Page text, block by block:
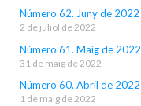
Número 62. Juny de 2022
2 de juliol de 2022
Número 61. Maig de 2022
31 de maig de 2022
Número 60. Abril de 2022
1 de maig de 2022